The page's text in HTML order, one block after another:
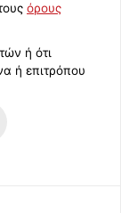
όρους
ή ότι
ή επιτρόπου